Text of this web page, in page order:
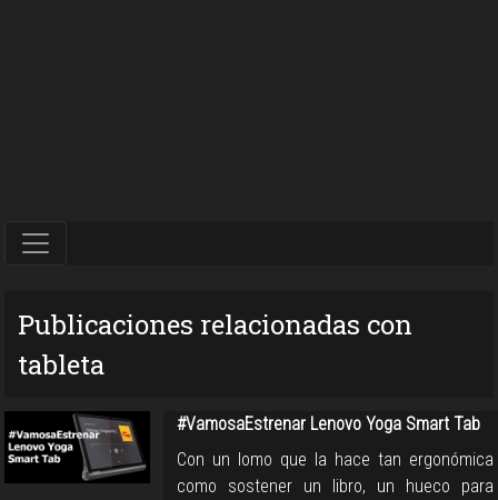
Publicaciones relacionadas con
tableta
#VamosaEstrenar Lenovo Yoga Smart Tab
Con un lomo que la hace tan ergonómica
como sostener un libro, un hueco para